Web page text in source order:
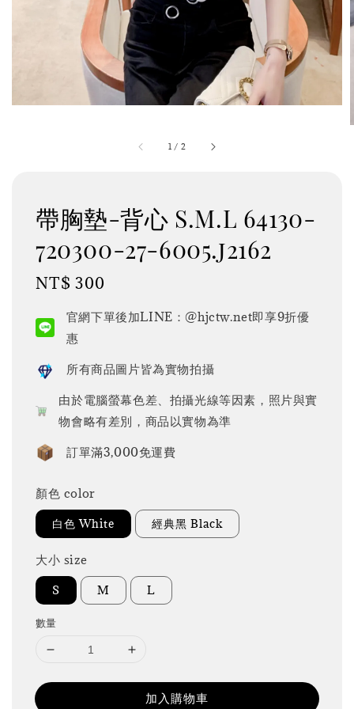
1 / 2
帶胸墊-背心 S.M.L 64130-
720300-27-6005.j2162
Regular
NT$ 300
官網下單後加LINE：@hjctw.net即享9折優
惠
所有商品圖片皆為實物拍攝
由於電腦螢幕色差、拍攝光線等因素，照片與實
物會略有差別，商品以實物為準
訂單滿3,000免運費
顏色 color
白色 White 經典黑 Black
大小 size
S M L
數量
加入購物車